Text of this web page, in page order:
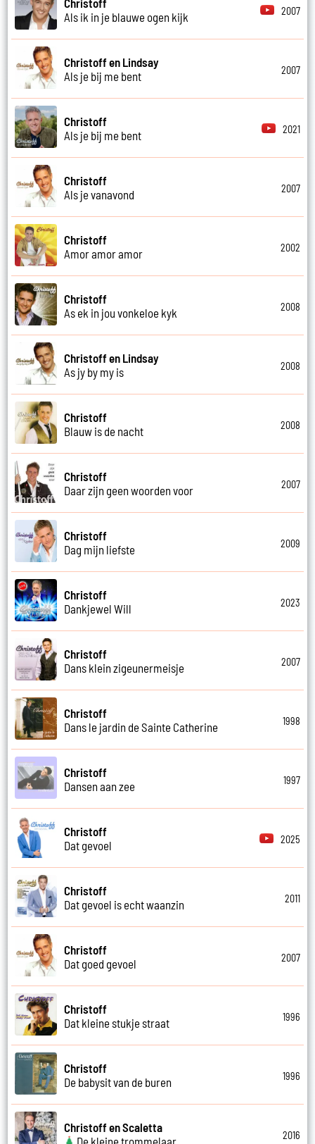
Als ik in je blauwe ogen kijk
2007
Christoff en Lindsay
Als je bij me bent
2007
Christoff
Als je bij me bent
2021
Christoff
Als je vanavond
2007
Christoff
Amor amor amor
2002
Christoff
As ek in jou vonkeloe kyk
2008
Christoff en Lindsay
As jy by my is
2008
Christoff
Blauw is de nacht
2008
Christoff
Daar zijn geen woorden voor
2007
Christoff
Dag mijn liefste
2009
Christoff
Dankjewel Will
2023
Christoff
Dans klein zigeunermeisje
2007
Christoff
Dans le jardin de Sainte Catherine
1998
Christoff
Dansen aan zee
1997
Christoff
Dat gevoel
2025
Christoff
Dat gevoel is echt waanzin
2011
Christoff
Dat goed gevoel
2007
Christoff
Dat kleine stukje straat
1996
Christoff
De babysit van de buren
1996
Christoff en Scaletta
De kleine trommelaar
2016